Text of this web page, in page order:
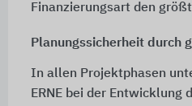
Finanzierungsart den
Planungssicherheit durch
In allen Projektphasen
ERNE bei der Entwicklung